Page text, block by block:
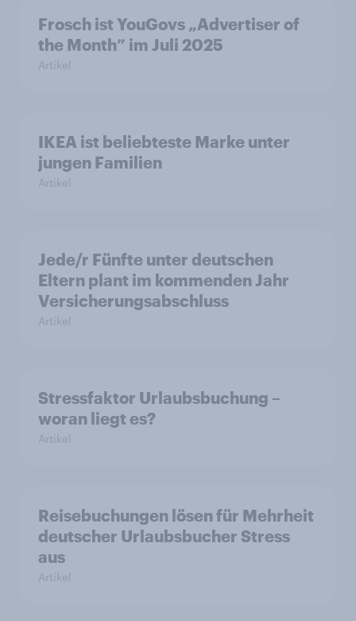
Frosch ist YouGovs „Advertiser of
the Month” im Juli 2025
Artikel
IKEA ist beliebteste Marke unter
jungen Familien
Artikel
Jede/r Fünfte unter deutschen
Eltern plant im kommenden Jahr
Versicherungsabschluss
Artikel
Stressfaktor Urlaubsbuchung –
woran liegt es?
Artikel
Reisebuchungen lösen für Mehrheit
deutscher Urlaubsbucher Stress
aus
Artikel